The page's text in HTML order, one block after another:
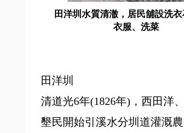
田洋圳水質清澈，居民舖設洗
衣服、洗菜
田洋圳
清道光6年(1826年)，西田洋
墾民開始引溪水分圳道灌溉